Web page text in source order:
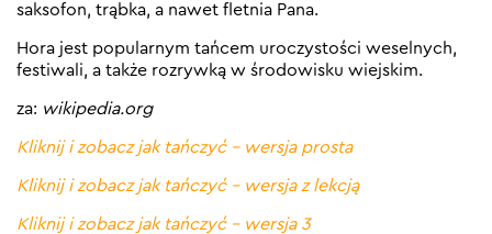
saksofon, trąbka, a nawet fletnia Pana.
Hora jest popularnym tańcem uroczystości weselnych,
festiwali, a także rozrywką w środowisku wiejskim.
za: wikipedia.org
Kliknij i zobacz jak tańczyć – wersja prosta
Kliknij i zobacz jak tańczyć – wersja z lekcją
Kliknij i zobacz jak tańczyć – wersja 3